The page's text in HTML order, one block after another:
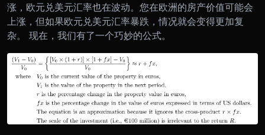
涨，欧元兑美元汇率也在波动。您在欧洲的房产价值可能会
上涨，但如果欧元兑美元汇率暴跌，情况就会变得更加复
杂。 现在，我们有了一个巧妙的公式。